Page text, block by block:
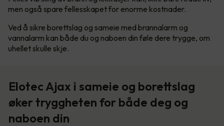
men også spare fellesskapet for enorme kostnader.
Ved å sikre borettslag og sameie med brannalarm og
vannalarm kan både du og naboen din føle dere trygge, om
uhellet skulle skje.
Elotec Ajax i sameie og borettslag
øker tryggheten for både deg og
naboen din